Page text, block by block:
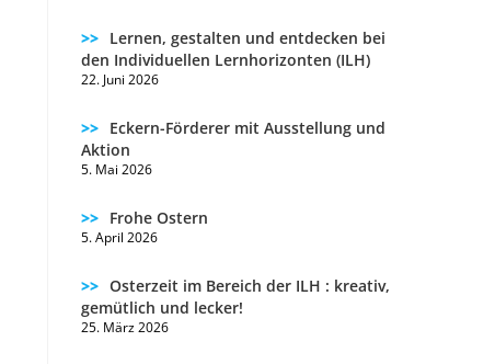
Lernen, gestalten und entdecken bei
den Individuellen Lernhorizonten (ILH)
22. Juni 2026
Eckern-Förderer mit Ausstellung und
Aktion
5. Mai 2026
Frohe Ostern
5. April 2026
Osterzeit im Bereich der ILH : kreativ,
gemütlich und lecker!
25. März 2026